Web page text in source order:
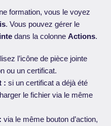
formation, vous le voyez
. Vous pouvez gérer le
dans la colonneActions.
l’icône de pièce jointe
ou un certificat.
: si un certificat a déjà été
le fichier via le même
via le même bouton d’action,